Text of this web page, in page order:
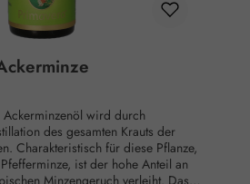
Ackerminzenöl wird durch
des gesamten Krauts der
Charakteristisch für diese Pflanze,
ist der hohe Anteil an